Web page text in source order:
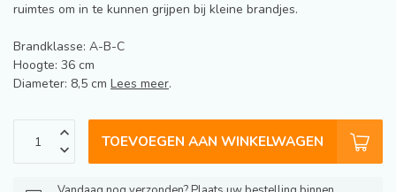
ruimtes om in te kunnen grijpen bij kleine brandjes.
Brandklasse: A-B-C
Hoogte: 36 cm
Diameter: 8,5 cm Lees meer.
TOEVOEGEN AAN WINKELWAGEN